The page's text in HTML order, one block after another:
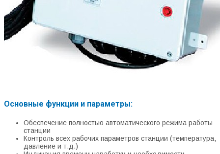
Основные функции и параметры:
Обеспечение полностью автоматического режима работы
станции
Контроль всех рабочих параметров станции (температура,
давление и т.д.)